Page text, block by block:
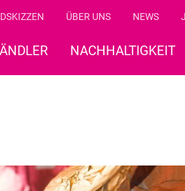
ÜBER UNS NEWS
NACHHALTIGKEIT